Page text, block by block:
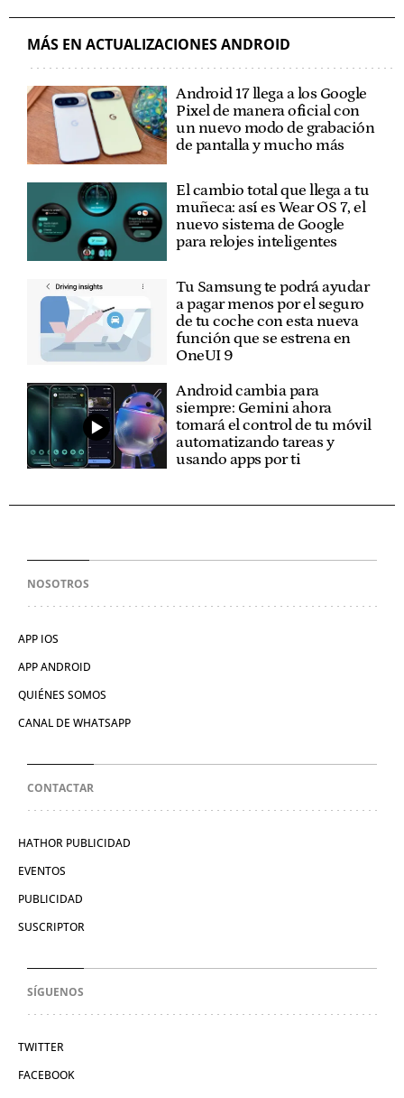
MÁS EN ACTUALIZACIONES ANDROID
Android 17 llega a los Google
Pixel de manera oficial con
un nuevo modo de grabación
de pantalla y mucho más
El cambio total que llega a tu
muñeca: así es Wear OS 7, el
nuevo sistema de Google
para relojes inteligentes
Tu Samsung te podrá ayudar
a pagar menos por el seguro
de tu coche con esta nueva
función que se estrena en
OneUI 9
Android cambia para
siempre: Gemini ahora
tomará el control de tu móvil
automatizando tareas y
usando apps por ti
NOSOTROS
APP IOS
APP ANDROID
QUIÉNES SOMOS
CANAL DE WHATSAPP
CONTACTAR
HATHOR PUBLICIDAD
EVENTOS
PUBLICIDAD
SUSCRIPTOR
SÍGUENOS
TWITTER
FACEBOOK